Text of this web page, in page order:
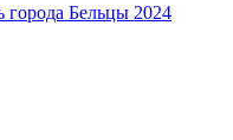
города Бельцы 2024